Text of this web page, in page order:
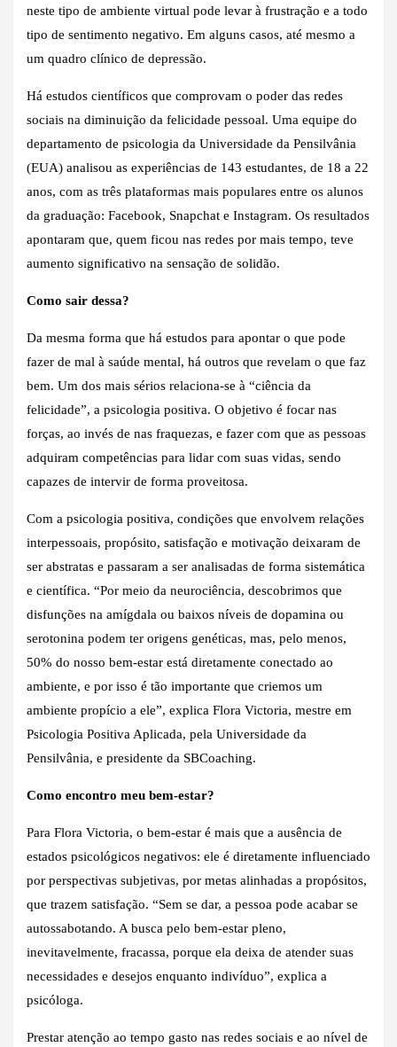
neste tipo de ambiente virtual pode levar à frustração e a todo
tipo de sentimento negativo. Em alguns casos, até mesmo a
um quadro clínico de depressão.
Há estudos científicos que comprovam o poder das redes
sociais na diminuição da felicidade pessoal. Uma equipe do
departamento de psicologia da Universidade da Pensilvânia
(EUA) analisou as experiências de 143 estudantes, de 18 a 22
anos, com as três plataformas mais populares entre os alunos
da graduação: Facebook, Snapchat e Instagram. Os resultados
apontaram que, quem ficou nas redes por mais tempo, teve
aumento significativo na sensação de solidão.
Como sair dessa?
Da mesma forma que há estudos para apontar o que pode
fazer de mal à saúde mental, há outros que revelam o que faz
bem. Um dos mais sérios relaciona-se à “ciência da
felicidade”, a psicologia positiva. O objetivo é focar nas
forças, ao invés de nas fraquezas, e fazer com que as pessoas
adquiram competências para lidar com suas vidas, sendo
capazes de intervir de forma proveitosa.
Com a psicologia positiva, condições que envolvem relações
interpessoais, propósito, satisfação e motivação deixaram de
ser abstratas e passaram a ser analisadas de forma sistemática
e científica. “Por meio da neurociência, descobrimos que
disfunções na amígdala ou baixos níveis de dopamina ou
serotonina podem ter origens genéticas, mas, pelo menos,
50% do nosso bem-estar está diretamente conectado ao
ambiente, e por isso é tão importante que criemos um
ambiente propício a ele”, explica Flora Victoria, mestre em
Psicologia Positiva Aplicada, pela Universidade da
Pensilvânia, e presidente da SBCoaching.
Como encontro meu bem-estar?
Para Flora Victoria, o bem-estar é mais que a ausência de
estados psicológicos negativos: ele é diretamente influenciado
por perspectivas subjetivas, por metas alinhadas a propósitos,
que trazem satisfação. “Sem se dar, a pessoa pode acabar se
autossabotando. A busca pelo bem-estar pleno,
inevitavelmente, fracassa, porque ela deixa de atender suas
necessidades e desejos enquanto indivíduo”, explica a
psicóloga.
Prestar atenção ao tempo gasto nas redes sociais e ao nível de